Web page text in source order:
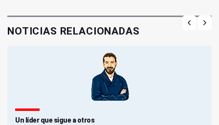
NOTICIAS RELACIONADAS
Un líder que sigue a otros